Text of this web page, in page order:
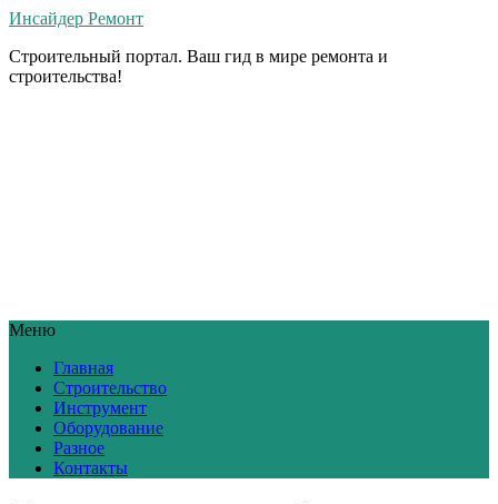
Инсайдер Ремонт
Строительный портал. Ваш гид в мире ремонта и
строительства!
Меню
Главная
Строительство
Инструмент
Оборудование
Разное
Контакты